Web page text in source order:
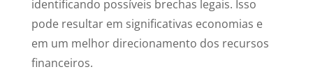
identificando possíveis brechas legais. Isso
pode resultar em significativas economias e
em um melhor direcionamento dos recursos
financeiros.